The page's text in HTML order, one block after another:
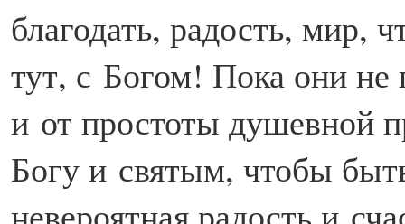
благодать, радость, мир,
тут, с Богом! Пока они
и от простоты душевной
Богу и святым, чтобы